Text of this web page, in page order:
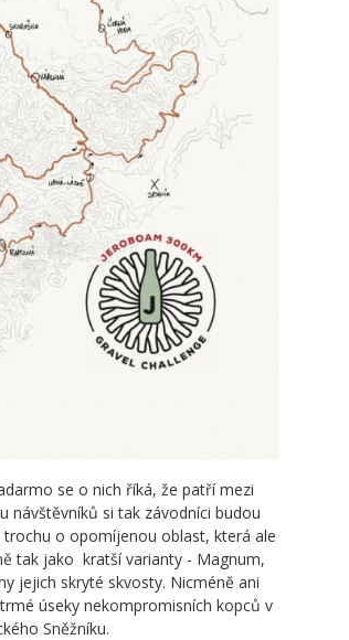
se o nich říká, že patří mezi
návštěvníků si tak závodníci budou
o opomíjenou oblast, která ale
tak jako kratší varianty - Magnum,
jejich skryté skvosty. Nicméně ani
úseky nekompromisních kopců v
Sněžníku.